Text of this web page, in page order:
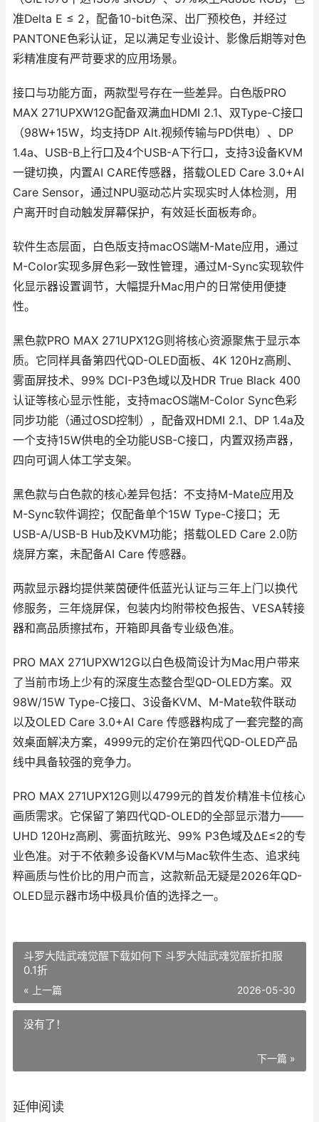
准Delta E ≤ 2，配备10-bit色深、出厂预校色，并经过
PANTONE色彩认证，足以满足专业设计、影像后期等对色
彩精准度有严苛要求的应用场景。
接口与功能方面，两款型号存在一些差异。白色版PRO
MAX 271UPXW12G配备双满血HDMI 2.1、双Type-C接口
（98W+15W，均支持DP Alt.视频传输与PD供电）、DP
1.4a、USB-B上行口及4个USB-A下行口，支持3设备KVM
一键切换，内置AI CARE传感器，搭载OLED Care 3.0+AI
Care Sensor，通过NPU驱动芯片实现实时人体检测，用
户离开时自动触发屏幕保护，有效延长面板寿命。
软件生态层面，白色版支持macOS端M-Mate应用，通过
M-Color实现多屏色彩一致性管理，通过M-Sync实现软件
化显示器设置调节，大幅提升Mac用户的日常使用便捷
性。
黑色款PRO MAX 271UPX12G则将核心资源聚焦于显示本
质。它同样具备第四代QD-OLED面板、4K 120Hz高刷、
雾面屏技术、99% DCI-P3色域以及HDR True Black 400
认证等核心显示性能，支持macOS端M-Color Sync色彩
同步功能（通过OSD控制），配备双HDMI 2.1、DP 1.4a及
一个支持15W供电的全功能USB-C接口，内置双扬声器，
四向可调人体工学支架。
黑色款与白色款的核心差异包括：不支持M-Mate应用及
M-Sync软件调控；仅配备单个15W Type-C接口；无
USB-A/USB-B Hub及KVM功能；搭载OLED Care 2.0防
烧屏方案，未配备AI Care 传感器。
两款显示器均提供莱茵硬件低蓝光认证与三年上门以换代
修服务，三年烧屏保，包装内均附带校色报告、VESA转接
器和高品质擦拭布，开箱即具备专业级色准。
PRO MAX 271UPXW12G以白色极简设计为Mac用户带来
了当前市场上少有的深度生态整合型QD-OLED方案。双
98W/15W Type-C接口、3设备KVM、M-Mate软件联动
以及OLED Care 3.0+AI Care 传感器构成了一套完整的高
效桌面解决方案，4999元的定价在第四代QD-OLED产品
线中具备较强的竞争力。
PRO MAX 271UPX12G则以4799元的首发价精准卡位核心
画质需求。它保留了第四代QD-OLED的全部显示潜力——
UHD 120Hz高刷、雾面抗眩光、99% P3色域及ΔE≤2的专
业色准。对于不依赖多设备KVM与Mac软件生态、追求纯
粹画质与性价比的用户而言，这款新品无疑是2026年QD-
OLED显示器市场中极具价值的选择之一。
斗罗大陆武魂觉醒下载如何下 斗罗大陆武魂觉醒折扣服
0.1折
« 上一篇 2026-05-30
没有了！
下一篇 »
延伸阅读